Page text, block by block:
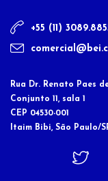
+55 (11)
Rua Dr. Renato Paes
Conjunto 11, sala 1
CEP 04530-001
Itaim Bibi, São Paulo/